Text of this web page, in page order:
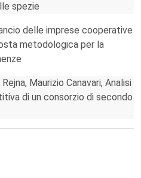
spezie
delle imprese cooperative
metodologica per la
Maurizio Canavari, Analisi
di un consorzio di secondo